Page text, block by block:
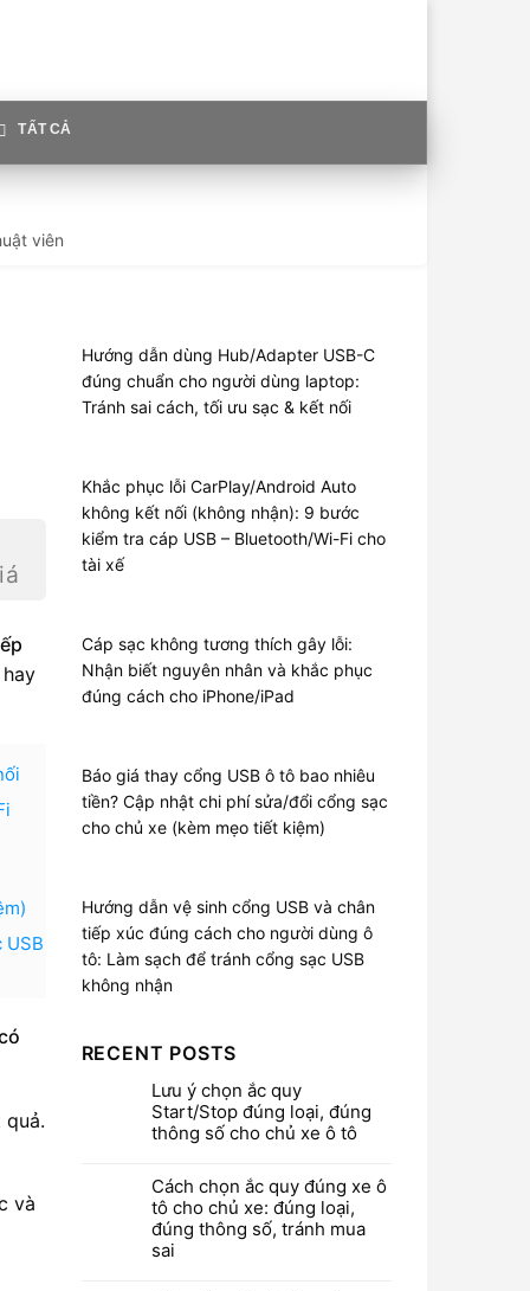
TẤT CẢ
viên
USB
và
Hướng dẫn dùng Hub/Adapter USB-C
đúng chuẩn cho người dùng laptop:
Tránh sai cách, tối ưu sạc & kết nối
Khắc phục lỗi CarPlay/Android Auto
không kết nối (không nhận): 9 bước
kiểm tra cáp USB – Bluetooth/Wi-Fi cho
tài xế
Cáp sạc không tương thích gây lỗi:
Nhận biết nguyên nhân và khắc phục
đúng cách cho iPhone/iPad
Báo giá thay cổng USB ô tô bao nhiêu
tiền? Cập nhật chi phí sửa/đổi cổng sạc
cho chủ xe (kèm mẹo tiết kiệm)
Hướng dẫn vệ sinh cổng USB và chân
tiếp xúc đúng cách cho người dùng ô
tô: Làm sạch để tránh cổng sạc USB
không nhận
RECENT POSTS
Lưu ý chọn ắc quy
Start/Stop đúng loại, đúng
thông số cho chủ xe ô tô
Cách chọn ắc quy đúng xe ô
tô cho chủ xe: đúng loại,
đúng thông số, tránh mua
sai